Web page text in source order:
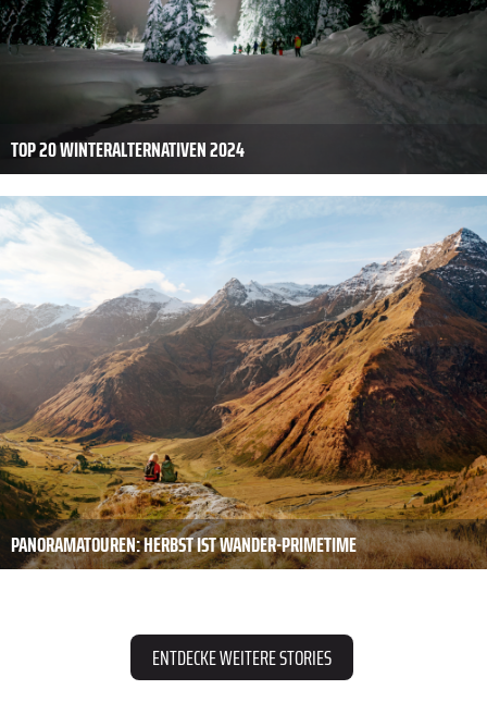
TOP 20 WINTERALTERNATIVEN 2024
PANORAMATOUREN: HERBST IST WANDER-PRIMETIME
ENTDECKE WEITERE STORIES